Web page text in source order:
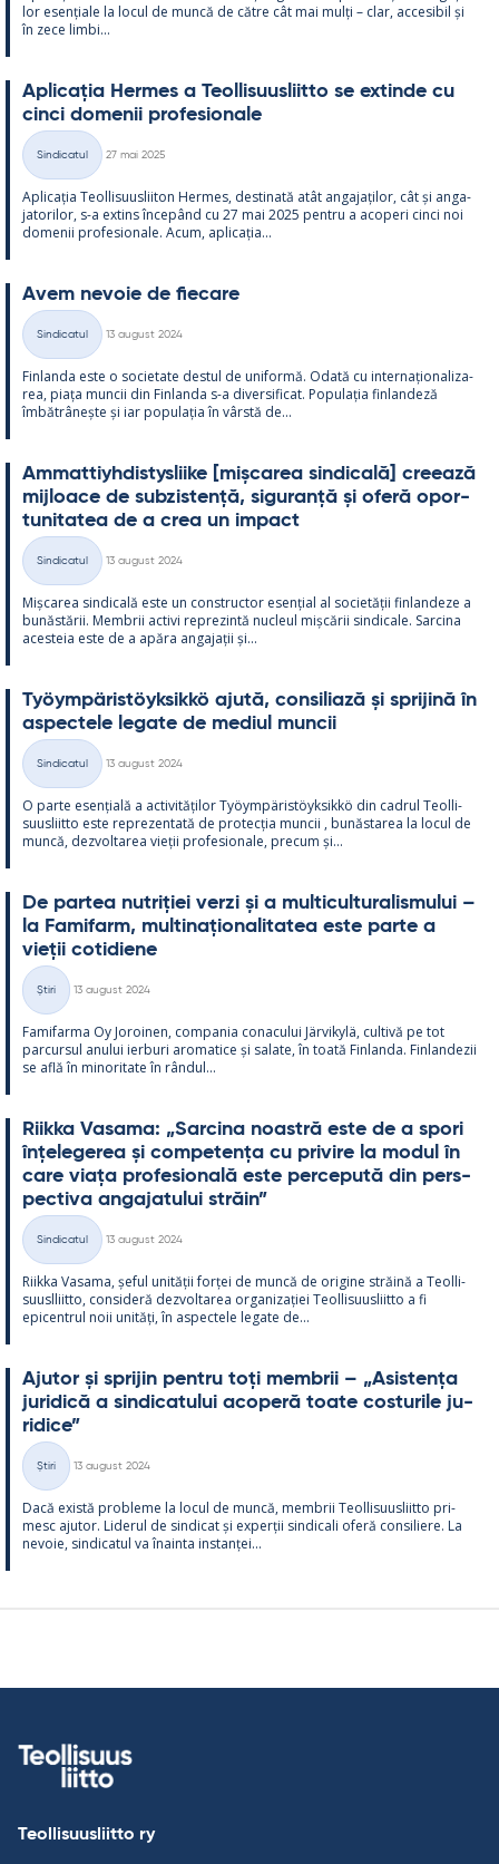
lor esențiale la locul de muncă de către cât mai mulți – clar, acce­si­bil și
în zece limbi...
Aplicația Her­mes a Teol­li­suus­liitto se ex­tinde cu
cinci do­me­nii pro­fe­sio­nale
Categorii
Sindicatul
27 mai 2025
Aplicația Teol­li­suus­lii­ton Her­mes, des­ti­nată atât an­ga­jați­lor, cât și an­ga­
ja­to­ri­lor, s-a ex­tins începând cu 27 mai 2025 pentru a aco­peri cinci noi
do­me­nii pro­fe­sio­nale. Acum, aplicația...
Avem ne­voie de fiecare
Categorii
Sindicatul
13 august 2024
Fin­landa este o socie­tate des­tul de uni­formă. Odată cu in­ter­națio­na­liza­
rea, piața muncii din Fin­landa s-a di­ver­si­ficat. Po­pu­lația fin­lan­deză
îmbătrâ­nește și iar po­pu­lația în vârstă de...
Am­mat­tiyh­dis­tys­liike [mișca­rea sin­dicală] cree­ază
mij­loace de subzis­tență, si­gu­ranță și oferă opor­
tu­ni­ta­tea de a crea un im­pact
Categorii
Sindicatul
13 august 2024
Mișca­rea sin­dicală este un con­struc­tor esențial al societății fin­lan­deze a
bunăstă­rii. Mem­brii ac­tivi reprezintă nucleul mișcă­rii sin­dicale. Sarcina
aces­teia este de a apăra an­ga­jații și...
Työym­pä­ris­töyk­sikkö ajută, con­si­liază și spri­jină în
as­pec­tele le­gate de me­diul muncii
Categorii
Sindicatul
13 august 2024
O parte esențială a ac­ti­vități­lor Työym­pä­ris­töyk­sikkö din cadrul Teol­li­
suus­liitto este reprezen­tată de pro­tecția muncii , bunăs­ta­rea la locul de
muncă, dez­vol­ta­rea vieții pro­fe­sio­nale, precum și...
De par­tea nut­riției verzi și a mul­ticul­tu­ra­lis­mu­lui –
la Fa­mi­farm, mul­ti­națio­na­li­ta­tea este parte a
vieții co­ti­diene
Categorii
Știri
13 august 2024
Fa­mi­farma Oy Jo­roi­nen, com­pa­nia co­nacu­lui Jär­vi­kylä, cul­tivă pe tot
parcur­sul anu­lui ier­buri aro­ma­tice și sa­late, în toată Fin­landa. Fin­lan­dezii
se află în mi­no­ri­tate în rân­dul...
Riikka Va­sama: „Sarcina noa­stră este de a spori
înțe­le­ge­rea și com­pe­tența cu pri­vire la mo­dul în
care viața pro­fe­sio­nală este perce­pută din pers­
pec­tiva an­ga­ja­tu­lui străin”
Categorii
Sindicatul
13 august 2024
Riikka Va­sama, șe­ful unității forței de muncă de ori­gine străină a Teol­li­
suusl­liitto, con­si­deră dez­vol­ta­rea or­ga­nizației Teol­li­suus­liitto a fi
epicent­rul noii unități, în as­pec­tele le­gate de...
Aju­tor și spri­jin pentru toți mem­brii – „Asis­tența
ju­ri­dică a sin­dica­tu­lui aco­peră toate cos­tu­rile ju­
ri­dice”
Categorii
Știri
13 august 2024
Dacă există probleme la locul de muncă, mem­brii Teol­li­suus­liitto pri­
mesc aju­tor. Li­de­rul de sin­dicat și ex­perții sin­dicali oferă con­si­liere. La
ne­voie, sin­dica­tul va înainta ins­tanței...
Teollisuusliitto ry